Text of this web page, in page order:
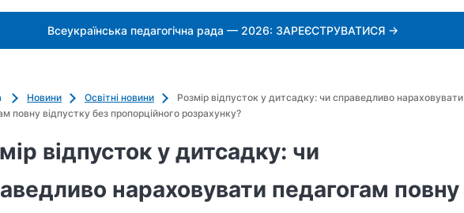
Всеукраїнська педагогічна рада — 2026: ЗАРЕЄСТРУВАТИСЯ →
Новини Освітні новини
Розмір відпусток у дитсадку: чи справедливо нараховувати
повну відпустку без пропорційного розрахунку?
відпусток у дитсадку: чи
нараховувати педагогам повну